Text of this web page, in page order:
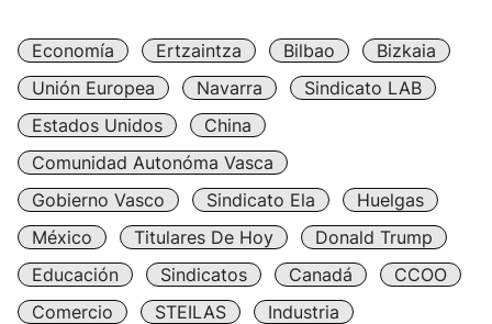
Economía Ertzaintza Bilbao
Bizkaia
Unión Europea
Navarra
Sindicato LAB
Estados Unidos
China
Comunidad Autonóma Vasca
Gobierno Vasco
Sindicato Ela
Huelgas
México
Titulares De Hoy
Donald Trump
Educación
Sindicatos Canadá
CCOO
Comercio
STEILAS
Industria